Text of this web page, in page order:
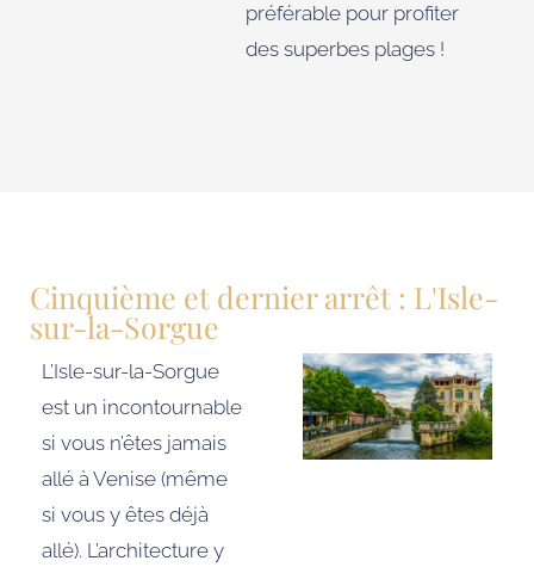
préférable pour profiter
des superbes plages !
Cinquième et dernier arrêt : L'Isle-
sur-la-Sorgue
L’Isle-sur-la-Sorgue
est un incontournable
si vous n’êtes jamais
allé à Venise (même
si vous y êtes déjà
allé). L’architecture y